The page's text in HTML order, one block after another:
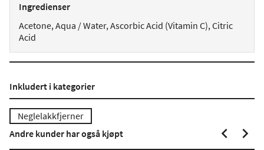
Ingredienser
Acetone, Aqua / Water, Ascorbic Acid (Vitamin C), Citric
Acid
Inkludert i kategorier
Neglelakkfjerner
Andre kunder har også kjøpt